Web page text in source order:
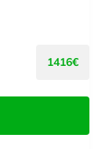
1416€